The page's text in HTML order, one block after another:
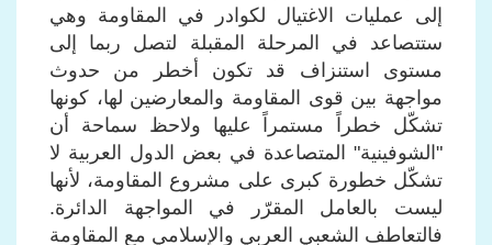
إلى عمليات الاغتيال لكوادر في المقاومة وهي
ستتصاعد في المرحلة المقبلة لتصل ربما إلى
مستوى استنزاف قد تكون أخطر من حدوث
مواجهة بين قوى المقاومة والمعارضين لها، كونها
تشكّل خطراً مستمراً عليها ولاحظ سماحة أن
"الشوفينية" المتصاعدة في بعض الدول العربية لا
تشكّل خطورة كبرى على مشروع المقاومة، لأنها
ليست بالعامل المقرّر في المواجهة الدائرة.
فالتعاطف الشعبي العربي والإسلامي مع المقاومة